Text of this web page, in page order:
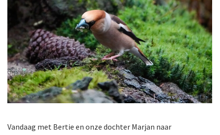
Vandaag met Bertie en onze dochter Marjan naar